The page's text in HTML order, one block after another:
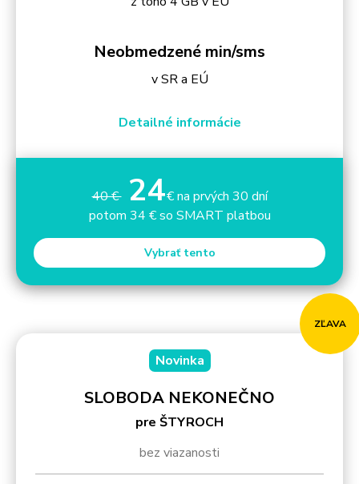
Neobmedzené min/sms
v SR a EÚ
Detailné informácie
40 € 24€ na prvých 30 dní
potom 34 € so SMART platbou
Vybrať tento
ZĽAVA
Novinka
SLOBODA NEKONEČNO
pre ŠTYROCH
bez viazanosti